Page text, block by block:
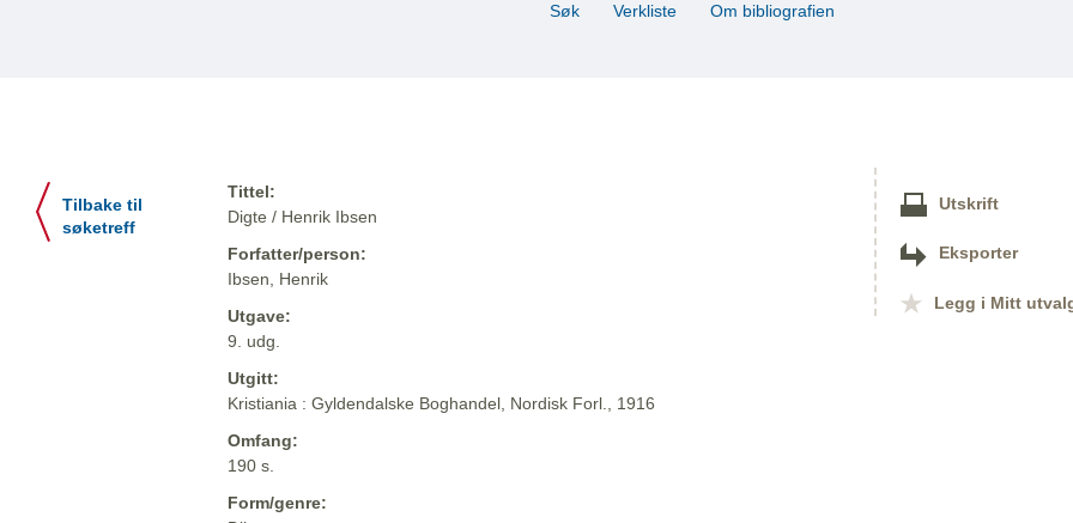
Søk Verkliste Om bibliografien
Tilbake til
søketreff
Tittel:
Digte / Henrik Ibsen
Forfatter/person:
Ibsen, Henrik
Utgave:
9. udg.
Utgitt:
Kristiania : Gyldendalske Boghandel, Nordisk Forl., 1916
Omfang:
190 s.
Form/genre:
Utskrift
Eksporter
Legg i Mitt